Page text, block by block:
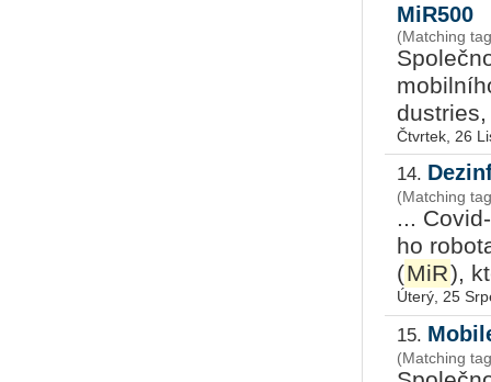
MiR500
(Matching
Čtvrtek, 26
14.
(Matching
...
ho
(MiR),
Úterý, 25
15.
(Matching